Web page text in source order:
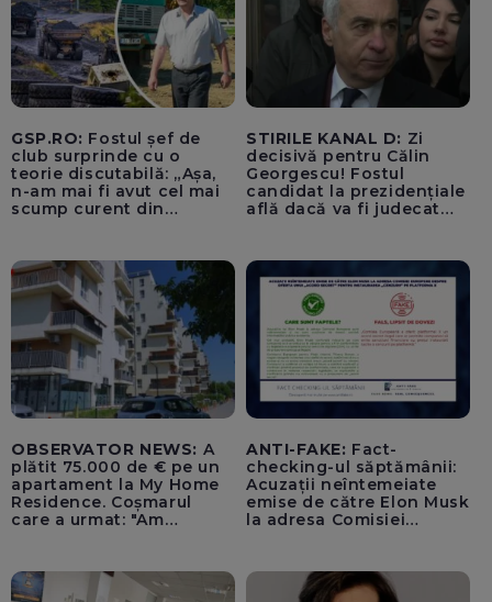
GSP.RO: Fostul șef de
club surprinde cu o
teorie discutabilă: „Așa,
n-am mai fi avut cel mai
scump curent din
STIRILE KANAL D: Zi
decisivă pentru Călin
Georgescu! Fostul
candidat la prezidențiale
află dacă va fi judecat
OBSERVATOR NEWS: A
plătit 75.000 de € pe un
apartament la My Home
Residence. Coșmarul
care a urmat: "Am
ANTI-FAKE: Fact-
checking-ul săptămânii:
Acuzații neîntemeiate
emise de către Elon Musk
la adresa Comisiei
pentru instaurarea
„cenzurii” pe platforma X